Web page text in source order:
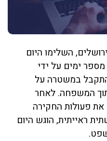
השלימו היום
ימים על ידי
במשטרה על
המשפחה. לאחר
פעולות החקירה
ראייתית, הוגש היום